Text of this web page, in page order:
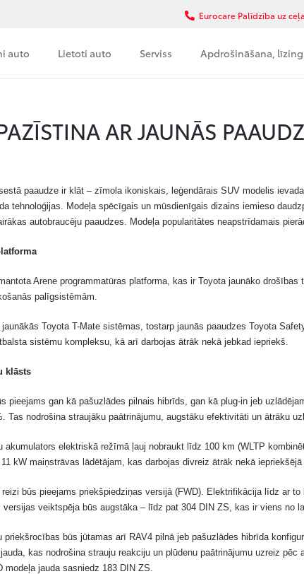
auto Lietoti auto Serviss Apdrošināšana,
Eurocare Palīdzība uz
AR JAUNĀS
paaudze ir klāt – zīmola ikoniskais, leģendārais SUV modelis
tehnoloģijas. Modeļa spēcīgais un mūsdienīgais dizains iemieso
autobraucēju paaudzes. Modeļa popularitātes neapstrīdamais
Arene programmatūras platforma, kas ir Toyota jaunāko
palīgsistēmām.
Toyota T-Mate sistēmas, tostarp jaunās paaudzes Toyota
sistēmu kompleksu, kā arī darbojas ātrāk nekā jebkad iepriekš.
klāsts
pieejams gan kā pašuzlādes pilnais hibrīds, gan kā plug-in jeb
Tas nodrošina straujāku paātrinājumu, augstāku efektivitāti un ātrāku
akumulators elektriskā režīmā ļauj nobraukt līdz 100 km (WLTP
kW maiņstrāvas lādētājam, kas darbojas divreiz ātrāk nekā
reizi būs pieejams priekšpiedziņas versijā (FWD). Elektrifikācija līdz ar
versijas veiktspēja būs augstāka – līdz pat 304 DIN ZS, kas ir viens no
priekšrocības būs jūtamas arī RAV4 pilnā jeb pašuzlādes hibrīda
kas nodrošina strauju reakciju un plūdenu paātrinājumu uzreiz
modeļa jauda sasniedz 183 DIN ZS.